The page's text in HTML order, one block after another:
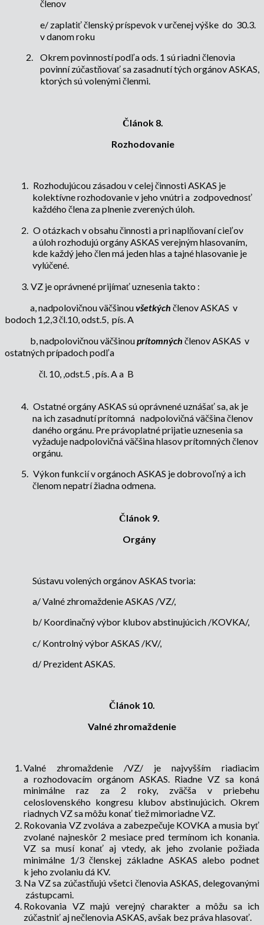
členov
e/ zaplatiť členský príspevok v určenej výške do 30.3.
v danom roku
2.
Okrem povinností podľa ods. 1 sú riadni členovia
povinní zúčastňovať sa zasadnutí tých orgánov ASKAS,
ktorých sú volenými členmi.
Článok 8.
Rozhodovanie
1. Rozhodujúcou zásadou v celej činnosti ASKAS je
kolektívne rozhodovanie v jeho vnútri a zodpovednosť
každého člena za plnenie zverených úloh.
2. O otázkach v obsahu činnosti a pri naplňovaní cieľov
a úloh rozhodujú orgány ASKAS verejným hlasovaním,
kde každý jeho člen má jeden hlas a tajné hlasovanie je
vylúčené.
3. VZ je oprávnené prijímať uznesenia takto :
a, nadpolovičnou väčšinouvšetkých členov ASKAS v
bodoch 1,2,3 čl.10, odst.5, pís. A
b, nadpolovičnou väčšinouprítomných členov ASKAS v
ostatných prípadoch podľa
čl. 10, ,odst.5 , pís. A a B
4. Ostatné orgány ASKAS sú oprávnené uznášať sa, ak je
na ich zasadnutí prítomná nadpolovičná väčšina členov
daného orgánu. Pre právoplatné prijatie uznesenia sa
vyžaduje nadpolovičná väčšina hlasov prítomných členov
orgánu.
5. Výkon funkcií v orgánoch ASKAS je dobrovoľný a ich
členom nepatrí žiadna odmena.
Článok 9.
Orgány
Sústavu volených orgánov ASKAS tvoria:
a/ Valné zhromaždenie ASKAS /VZ/,
b/ Koordinačný výbor klubov abstinujúcich /KOVKA/,
c/ Kontrolný výbor ASKAS /KV/,
d/ Prezident ASKAS.
Článok 10.
Valné zhromaždenie
Valné zhromaždenie /VZ/ je najvyšším riadiacim
a rozhodovacím orgánom ASKAS. Riadne VZ sa koná
minimálne raz za 2 roky, zväčša v priebehu
celoslovenského kongresu klubov abstinujúcich. Okrem
riadnych VZ sa môžu konať tiež mimoriadne VZ.
Rokovania VZ zvoláva a zabezpečuje KOVKA a musia byť
zvolané najneskôr 2 mesiace pred termínom ich konania.
VZ sa musí konať aj vtedy, ak jeho zvolanie požiada
minimálne 1/3 členskej základne ASKAS alebo podnet
k jeho zvolaniu dá KV.
Na VZ sa zúčastňujú všetci členovia ASKAS, delegovanými
zástupcami.
Rokovania VZ majú verejný charakter a môžu sa ich
zúčastniť aj nečlenovia ASKAS, avšak bez práva hlasovať.